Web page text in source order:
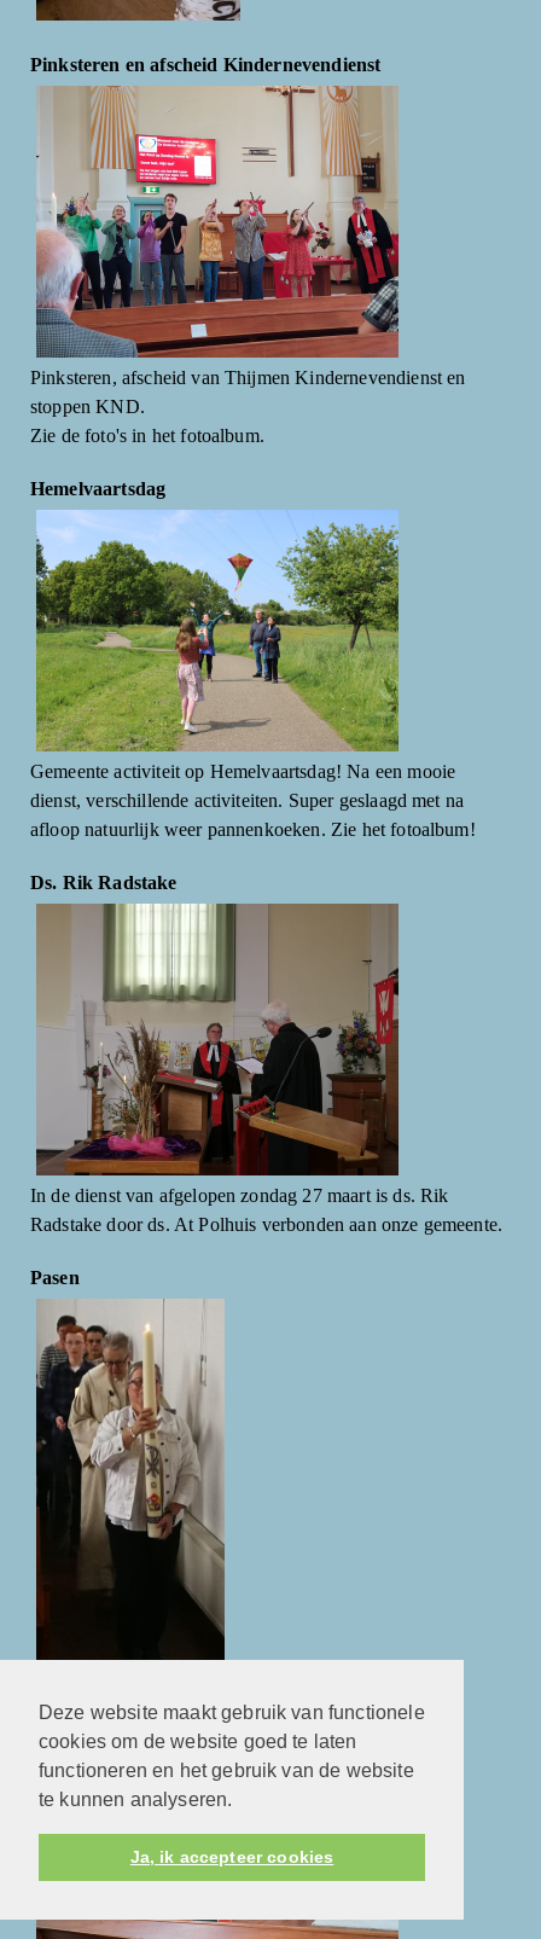
Deze website maakt gebruik van functionele
cookies om de website goed te laten
functioneren en het gebruik van de website
te kunnen analyseren.
Ja, ik accepteer cookies
Pinksteren en afscheid Kindernevendienst
Pinksteren, afscheid van Thijmen Kindernevendienst en
stoppen KND.
Zie de foto's in het fotoalbum.
Hemelvaartsdag
Gemeente activiteit op Hemelvaartsdag! Na een mooie
dienst, verschillende activiteiten. Super geslaagd met na
afloop natuurlijk weer pannenkoeken. Zie het fotoalbum!
Ds. Rik Radstake
In de dienst van afgelopen zondag 27 maart is ds. Rik
Radstake door ds. At Polhuis verbonden aan onze gemeente.
Pasen
Veertigdagentijd en Kindernevendienst